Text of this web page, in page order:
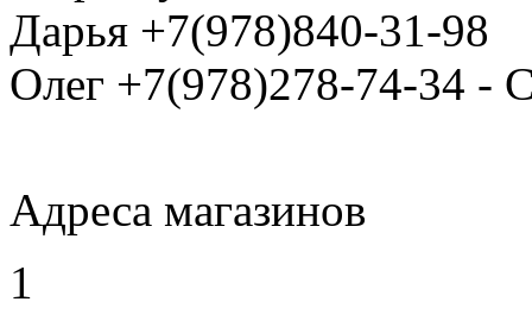
Дарья +7(978)840-31-98
Олег +7(978)278-74-34 -
Адреса магазинов
1